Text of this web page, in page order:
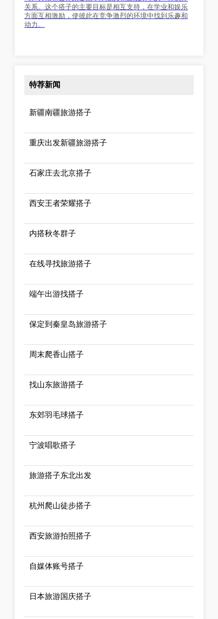
关系。这个搭子的主要目标是相互支持，在学业和娱乐
方面互相激励，使彼此在竞争激烈的环境中找到乐趣和
动力。
特荐新闻
新疆南疆旅游搭子
重庆出发新疆旅游搭子
石家庄去北京搭子
西安王者荣耀搭子
内搭秋冬群子
在线寻找旅游搭子
端午出游找搭子
保定到秦皇岛旅游搭子
周末爬香山搭子
找山东旅游搭子
东郊羽毛球搭子
宁波唱歌搭子
旅游搭子东北出发
杭州爬山徒步搭子
西安旅游拍照搭子
自媒体账号搭子
日本旅游国庆搭子